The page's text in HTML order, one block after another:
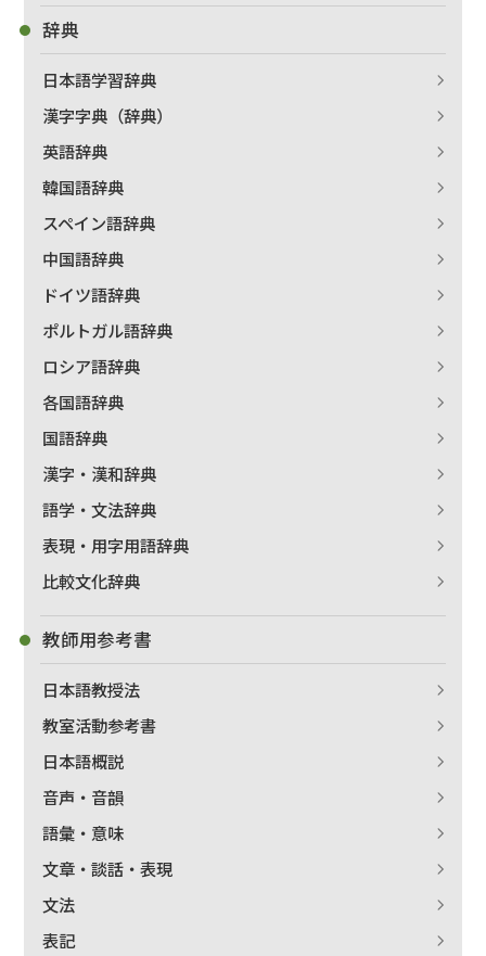
出版社名で絞り込む
著者名で絞り込む
辞典
日本語学習辞典
漢字字典（辞典）
英語辞典
韓国語辞典
スペイン語辞典
中国語辞典
ドイツ語辞典
ポルトガル語辞典
ロシア語辞典
各国語辞典
国語辞典
漢字・漢和辞典
語学・文法辞典
表現・用字用語辞典
比較文化辞典
教師用参考書
日本語教授法
教室活動参考書
日本語概説
音声・音韻
語彙・意味
文章・談話・表現
文法
表記